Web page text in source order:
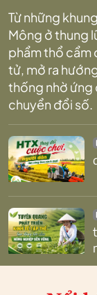
Từ những
Mông ở thung
phẩm thổ cẩm
tử, mở ra
thống nhờ ứng
chuyển đổi số.